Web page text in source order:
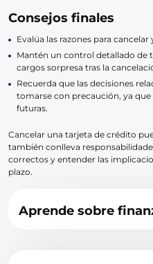
Consejos finales
Evalúa las razones para
Mantén un control detallado de
cargos sorpresa tras la
Recuerda que las decisiones
tomarse con precaución, ya
futuras.
Cancelar una tarjeta de crédito
también conlleva
correctos y entender las
plazo.
Aprende sobre